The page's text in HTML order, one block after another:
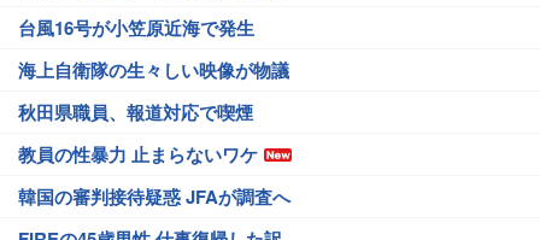
台風16号が小笠原近海で発生
海上自衛隊の生々しい映像が物議
秋田県職員、報道対応で喫煙
教員の性暴力 止まらないワケ
韓国の審判接待疑惑 JFAが調査へ